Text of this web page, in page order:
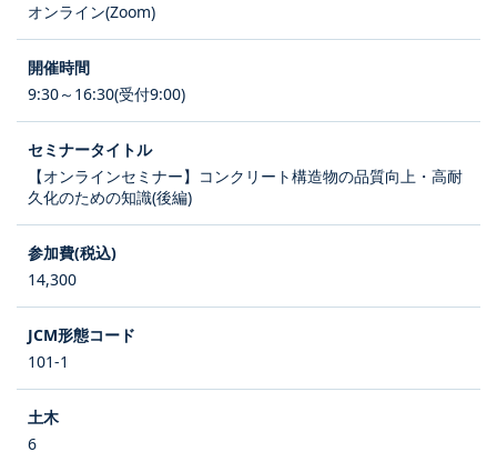
オンライン(Zoom)
9:30～16:30(受付9:00)
【オンラインセミナー】コンクリート構造物の品質向上・高耐
久化のための知識(後編)
14,300
101-1
6